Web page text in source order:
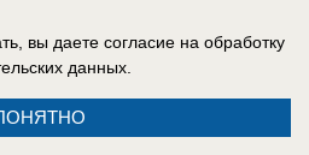
раскрыла
Кириллом Андреевым
была любовь»
свое
вы даете согласие на обработку
данных.